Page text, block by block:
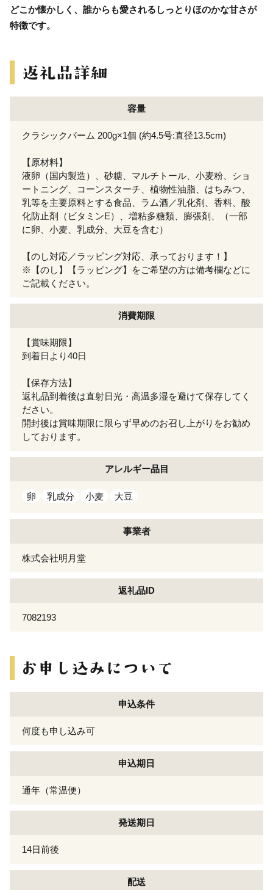
どこか懐かしく、誰からも愛されるしっとりほのかな甘さが
特徴です。
容量
クラシックバーム 200g×1個 (約4.5号:直径13.5cm)
【原材料】
液卵（国内製造）、砂糖、マルチトール、小麦粉、ショ
ートニング、コーンスターチ、植物性油脂、はちみつ、
乳等を主要原料とする食品、ラム酒／乳化剤、香料、酸
化防止剤（ビタミンE）、増粘多糖類、膨張剤、（一部
に卵、小麦、乳成分、大豆を含む）
【のし対応／ラッピング対応、承っております！】
※【のし】【ラッピング】をご希望の方は備考欄などに
ご記載ください。
消費期限
【賞味期限】
到着日より40日
【保存方法】
返礼品到着後は直射日光・高温多湿を避けて保存してく
ださい。
開封後は賞味期限に限らず早めのお召し上がりをお勧め
しております。
アレルギー品目
卵 乳成分 小麦 大豆
事業者
株式会社明月堂
返礼品ID
7082193
申込条件
何度も申し込み可
申込期日
通年（常温便）
発送期日
14日前後
配送